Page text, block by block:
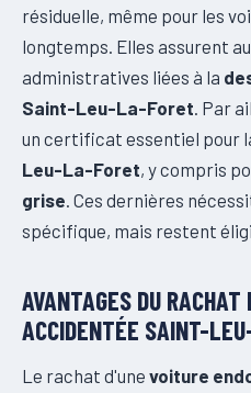
résiduelle, même pour les
longtemps. Elles assurent
administratives liées à la
Saint-Leu-La-Foret . Par
un certificat essentiel pour
Leu-La-Foret, y compris
grise . Ces dernières
spécifique, mais restent
AVANTAGES DU RACHAT
ACCIDENTÉE SAINT-
Le rachat d'une voiture